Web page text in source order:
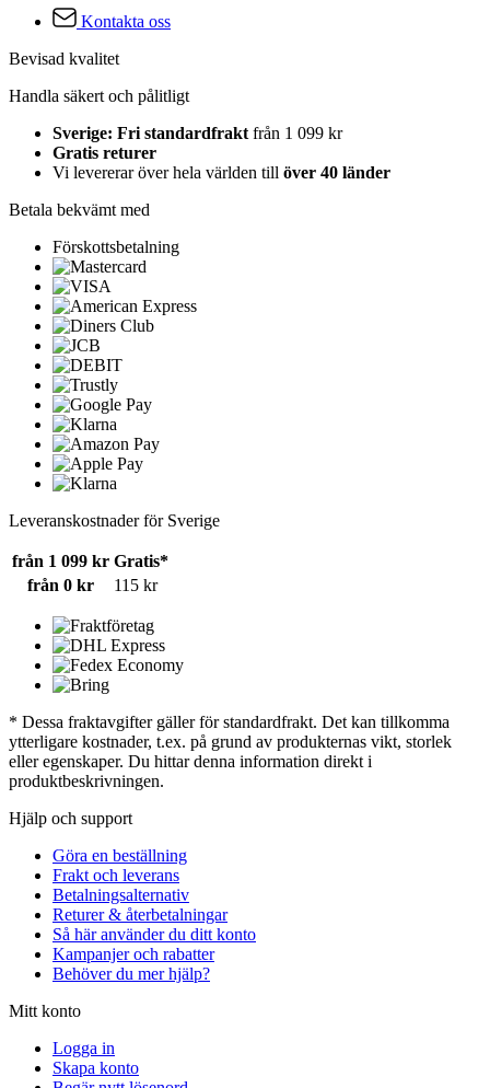
Kontakta oss
Bevisad kvalitet
Handla säkert och pålitligt
Sverige: Fri standardfrakt från 1 099 kr
Gratis returer
Vi levererar över hela världen till över 40 länder
Betala bekvämt med
Förskottsbetalning
Leveranskostnader för Sverige
från 1 099 kr Gratis*
från 0 kr
115 kr
* Dessa fraktavgifter gäller för standardfrakt. Det kan tillkomma
ytterligare kostnader, t.ex. på grund av produkternas vikt, storlek
eller egenskaper. Du hittar denna information direkt i
produktbeskrivningen.
Hjälp och support
Göra en beställning
Frakt och leverans
Betalningsalternativ
Returer & återbetalningar
Så här använder du ditt konto
Kampanjer och rabatter
Behöver du mer hjälp?
Mitt konto
Logga in
Skapa konto